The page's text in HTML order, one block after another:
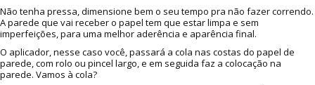
Não tenha pressa, dimensione bem o seu tempo pra não fazer correndo.
A parede que vai receber o papel tem que estar limpa e sem
imperfeições, para uma melhor aderência e aparência final.
O aplicador, nesse caso você, passará a cola nas costas do papel de
parede, com rolo ou pincel largo, e em seguida faz a colocação na
parede. Vamos à cola?